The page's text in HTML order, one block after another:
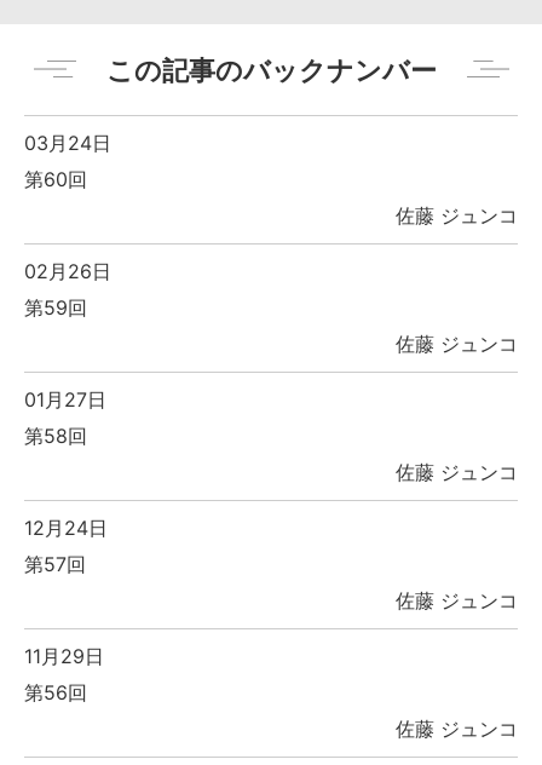
この記事のバックナンバー
03月24日
第60回
佐藤 ジュンコ
02月26日
第59回
佐藤 ジュンコ
01月27日
第58回
佐藤 ジュンコ
12月24日
第57回
佐藤 ジュンコ
11月29日
第56回
佐藤 ジュンコ